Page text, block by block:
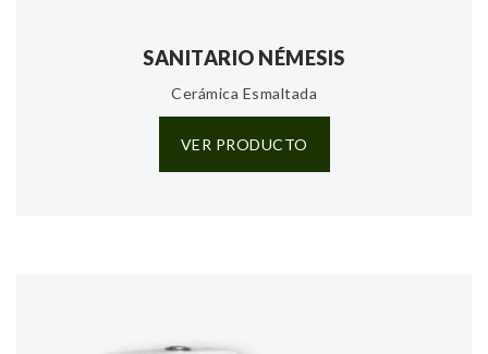
SANITARIO NÉMESIS
Cerámica Esmaltada
VER PRODUCTO